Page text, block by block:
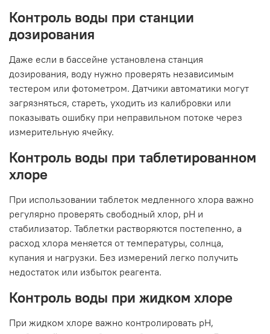
Контроль воды при станции
дозирования
Даже если в бассейне установлена станция
дозирования, воду нужно проверять независимым
тестером или фотометром. Датчики автоматики могут
загрязняться, стареть, уходить из калибровки или
показывать ошибку при неправильном потоке через
измерительную ячейку.
Контроль воды при таблетированном
хлоре
При использовании таблеток медленного хлора важно
регулярно проверять свободный хлор, pH и
стабилизатор. Таблетки растворяются постепенно, а
расход хлора меняется от температуры, солнца,
купания и нагрузки. Без измерений легко получить
недостаток или избыток реагента.
Контроль воды при жидком хлоре
При жидком хлоре важно контролировать pH,